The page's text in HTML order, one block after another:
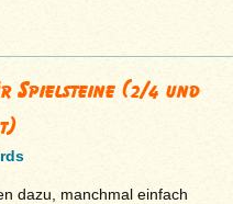
Spielsteine (2/4 und
dazu, manchmal einfach